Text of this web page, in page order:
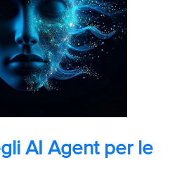
AI Agent per le